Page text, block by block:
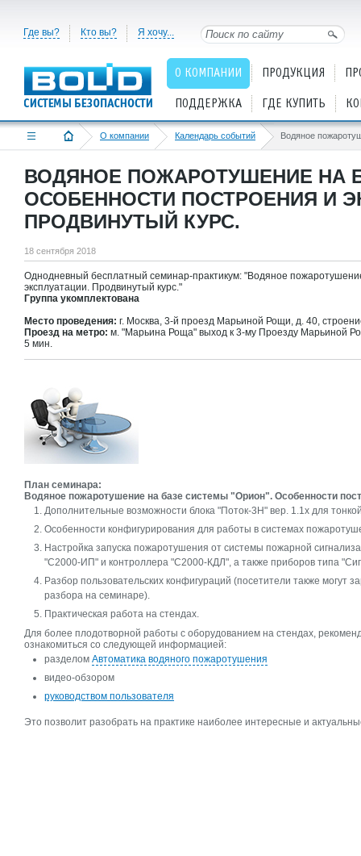
Где вы? Кто вы? Я хочу...
О КОМПАНИИ ПРОДУКЦИЯ
ПОДДЕРЖКА ГДЕ КУПИТЬ
О компании Календарь событий
ВОДЯНОЕ ПОЖАРОТУШЕНИЕ НА
ОСОБЕННОСТИ ПОСТРОЕНИЯ И
ПРОДВИНУТЫЙ КУРС.
18 сентября 2018
Однодневный бесплатный семинар-практикум: "Водяное
эксплуатации. Продвинутый курс."
Группа укомплектована
Место проведения: г. Москва, 3-й проезд Марьиной Рощи, д. 40,
Проезд на метро: м. "Марьина Роща" выход к 3-му Проезду Марьиной
5 мин.
План семинара:
Водяное пожаротушение на базе системы "Орион". Особенности
Дополнительные возможности блока "Поток-3Н" вер. 1.1х для
Особенности конфигурирования для работы в системах
Настройка запуска пожаротушения от системы пожарной
"С2000-ИП" и контроллера "С2000-КДЛ", а также приборов типа
Разбор пользовательских конфигураций (посетители также могут
разбора на семинаре).
Практическая работа на стендах.
Для более плодотворной работы с оборудованием на стендах,
ознакомиться со следующей информацией:
разделом Автоматика водяного пожаротушения
видео-обзором
руководством пользователя
Это позволит разобрать на практике наиболее интересные и